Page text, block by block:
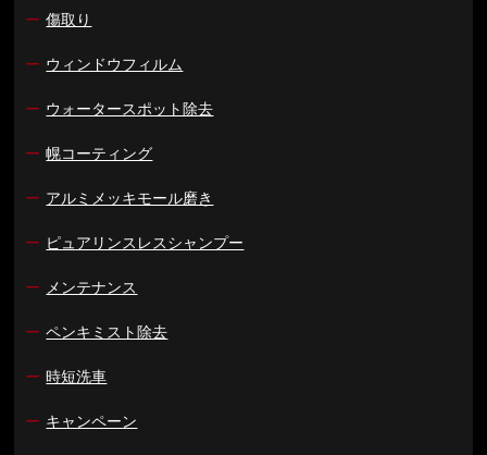
ー 傷取り
ー ウィンドウフィルム
ー ウォータースポット除去
ー 幌コーティング
ー アルミメッキモール磨き
ー ピュアリンスレスシャンプー
ー メンテナンス
ー ペンキミスト除去
ー 時短洗車
ー キャンペーン